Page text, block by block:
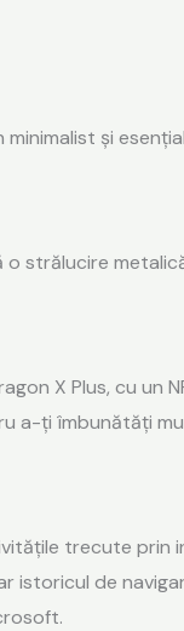
și
o strălucire
X Plus, cu un
a-ți îmbunătăți
trecute prin
de